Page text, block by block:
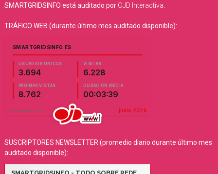
SMARTGRIDSINFO está auditado por OJD Interactiva
TRÁFICO WEB (durante último mes auditado disponible):
SUSCRIPTORES NEWSLETTER (promedio diario durante último mes
auditado disponible):